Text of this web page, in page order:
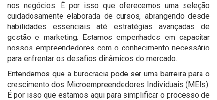
nos negócios. É por isso que oferecemos uma seleção
cuidadosamente elaborada de cursos, abrangendo desde
habilidades essenciais até estratégias avançadas de
gestão e marketing. Estamos empenhados em capacitar
nossos empreendedores com o conhecimento necessário
para enfrentar os desafios dinâmicos do mercado.
Entendemos que a burocracia pode ser uma barreira para o
crescimento dos Microempreendedores Individuais (MEIs).
É por isso que estamos aqui para simplificar o processo de